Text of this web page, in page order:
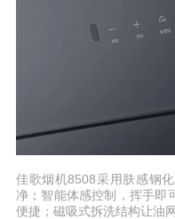
佳歌烟机8508采用肤感钢
净；智能体感控制，挥手即
便捷；磁吸式拆洗结构让油